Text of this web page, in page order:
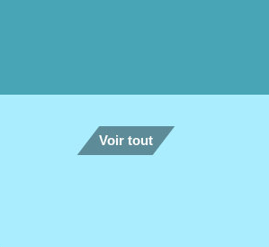
Voir tout